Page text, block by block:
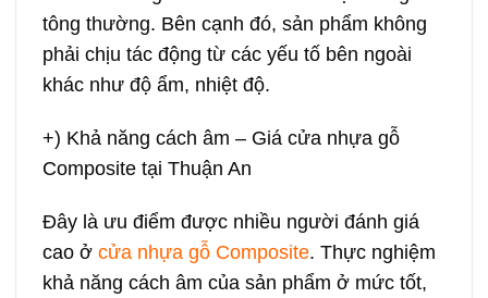
tông thường. Bên cạnh đó, sản phẩm không
phải chịu tác động từ các yếu tố bên ngoài
khác như độ ẩm, nhiệt độ.
+) Khả năng cách âm – Giá cửa nhựa gỗ
Composite tại Thuận An
Đây là ưu điểm được nhiều người đánh giá
cao ở cửa nhựa gỗ Composite. Thực nghiệm
khả năng cách âm của sản phẩm ở mức tốt,